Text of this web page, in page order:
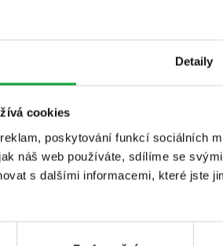
Detaily
cookies
poskytování funkcí sociálních
náš web používáte, sdílíme se
s dalšími informacemi, které jste